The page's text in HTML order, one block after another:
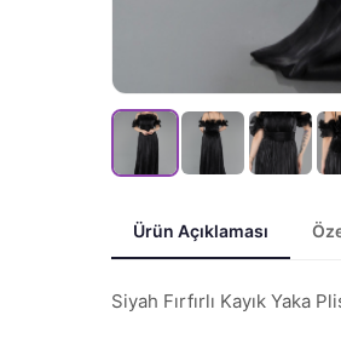
Ürün Açıklaması
Siyah Fırfırlı Kayık Yaka